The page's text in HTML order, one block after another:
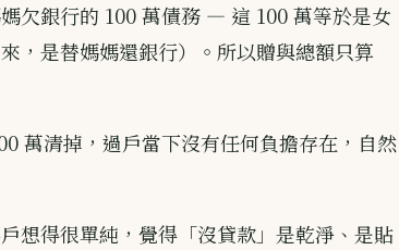
欠銀行的 100 萬債務 — 這 100 萬等於是女
，是替媽媽還銀行）。所以贈與總額只算
萬清掉，過戶當下沒有任何負擔存在，自然
想得很單純，覺得「沒貸款」是乾淨、是貼